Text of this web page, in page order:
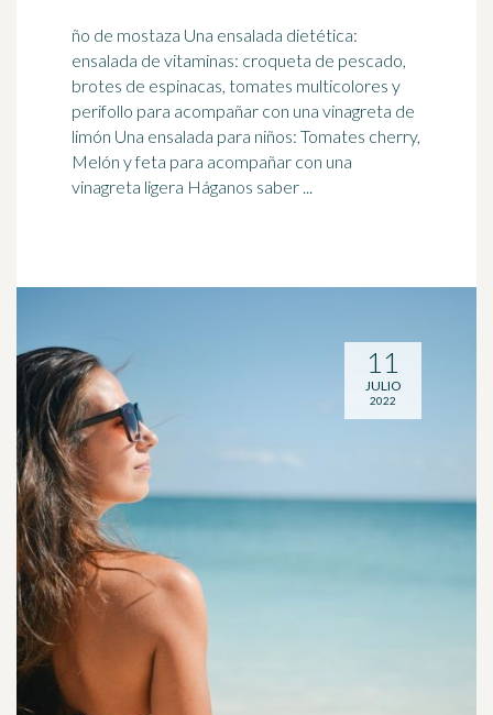
ño de mostaza Una ensalada dietética:
ensalada de vitaminas: croqueta de pescado,
brotes de espinacas, tomates multicolores y
perifollo para acompañar con una vinagreta de
limón Una ensalada para niños: Tomates cherry,
Melón y feta para acompañar con una
vinagreta ligera Háganos saber ...
11
JULIO
2022